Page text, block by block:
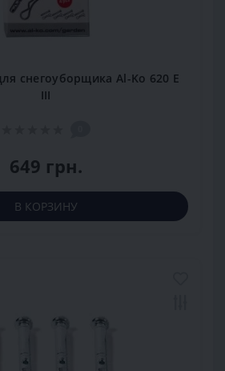
снегоуборщика Al-Ko 620 E
III
649 грн.
В КОРЗИНУ